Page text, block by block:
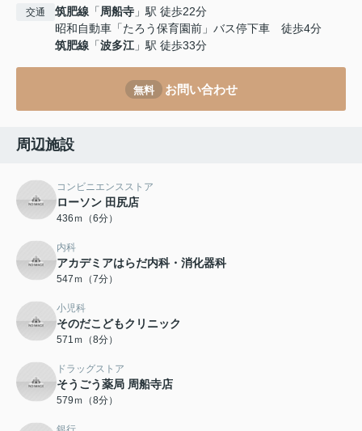
交通 筑肥線 「周船寺 」駅 徒歩22分
昭和自動車「たろう保育園前」バス停下車 徒歩4分
筑肥線 「波多江」駅 徒歩33分
無料 お問い合わせ
周辺施設
コンビニエンスストア
ローソン 田尻店
436ｍ（6分）
内科
アカデミアはらだ内科・消化器科
547ｍ（7分）
小児科
そのだこどもクリニック
571ｍ（8分）
ドラッグストア
そうごう薬局 周船寺店
579ｍ（8分）